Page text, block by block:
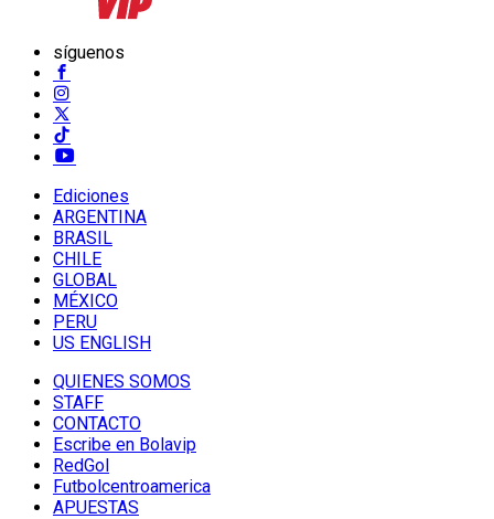
síguenos
Ediciones
ARGENTINA
BRASIL
CHILE
GLOBAL
MÉXICO
PERU
US ENGLISH
QUIENES SOMOS
STAFF
CONTACTO
Escribe en Bolavip
RedGol
Futbolcentroamerica
APUESTAS